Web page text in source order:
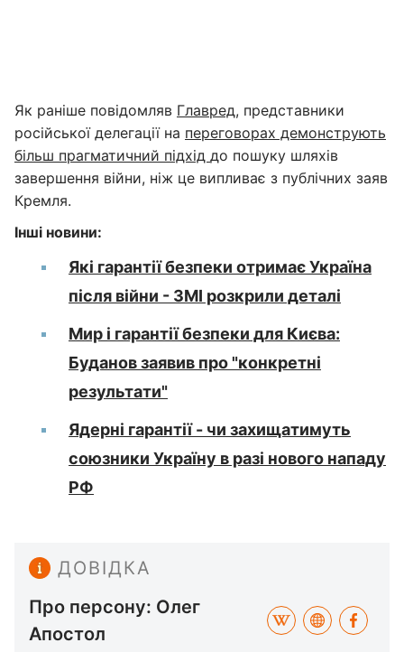
Як раніше повідомляв Главред, представники
російської делегації на переговорах демонструють
більш прагматичний підхід до пошуку шляхів
завершення війни, ніж це випливає з публічних заяв
Кремля.
Інші новини:
Які гарантії безпеки отримає Україна
після війни - ЗМІ розкрили деталі
Мир і гарантії безпеки для Києва:
Буданов заявив про "конкретні
результати"
Ядерні гарантії - чи захищатимуть
союзники Україну в разі нового нападу
РФ
ДОВІДКА
Про персону: Олег
Апостол